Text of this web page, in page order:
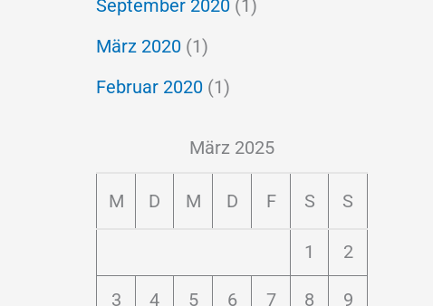
September 2020 (1)
März 2020 (1)
Februar 2020 (1)
März 2025
M D M D F S S
1 2
3 4 5 6 7 8 9